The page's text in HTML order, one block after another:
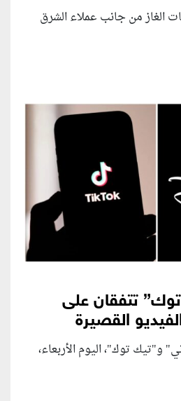
الغاز من جانب عملاء الشرق
تتفقان على
القصيرة
و"تيك توك"، اليوم الأربعاء،